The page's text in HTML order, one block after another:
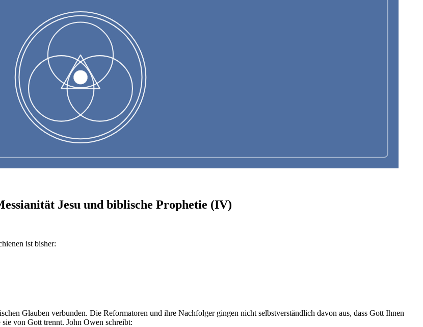
Jesu und biblische Prophetie (IV)
ist bisher:
Glauben verbunden. Die Reformatoren und ihre Nachfolger gingen nicht selbstverständlich davon aus, dass Gott Ihnen
von Gott trennt. John Owen schreibt: